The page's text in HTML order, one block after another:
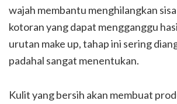
wajah membantu menghilangkan
kotoran yang dapat mengganggu
urutan make up, tahap ini sering
padahal sangat menentukan.
Kulit yang bersih akan membuat